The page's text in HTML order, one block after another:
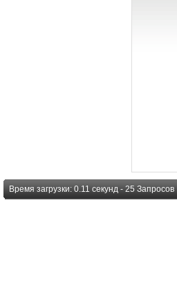
Время загрузки: 0.11 секунд - 25 Запросов